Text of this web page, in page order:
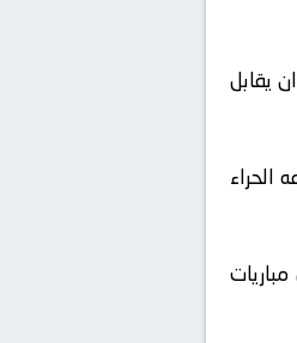
ان يقابل
الحراء